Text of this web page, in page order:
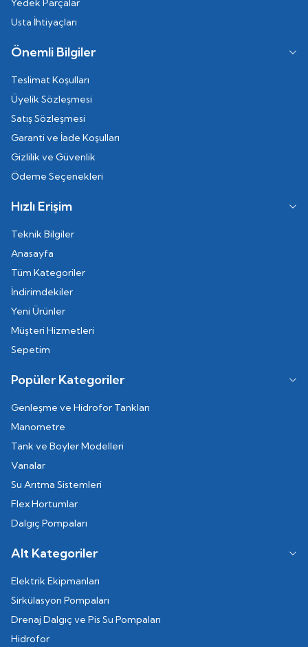
Yedek Parçalar
Usta İhtiyaçları
Önemli Bilgiler
Teslimat Koşulları
Üyelik Sözleşmesi
Satış Sözleşmesi
Garanti ve İade Koşulları
Gizlilik ve Güvenlik
Ödeme Seçenekleri
Hızlı Erişim
Teknik Bilgiler
Anasayfa
Tüm Kategoriler
İndirimdekiler
Yeni Ürünler
Müşteri Hizmetleri
Sepetim
Popüler Kategoriler
Genleşme ve Hidrofor Tankları
Manometre
Tank ve Boyler Modelleri
Vanalar
Su Arıtma Sistemleri
Flex Hortumlar
Dalgıç Pompaları
Alt Kategoriler
Elektrik Ekipmanları
Sirkülasyon Pompaları
Drenaj Dalgıç ve Pis Su Pompaları
Hidrofor